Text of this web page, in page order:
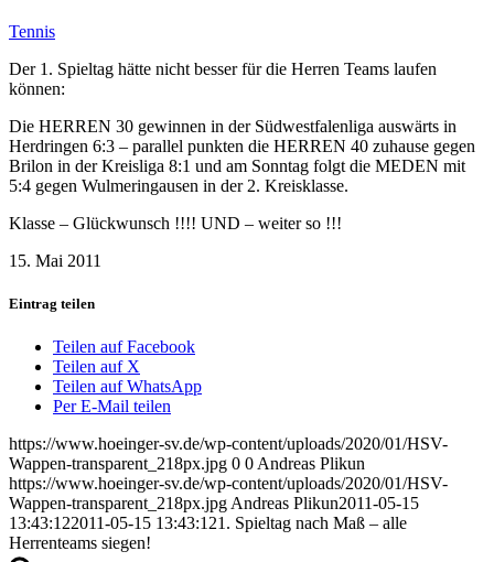
Tennis
Der 1. Spieltag hätte nicht besser für die Herren Teams laufen
können:
Die HERREN 30 gewinnen in der Südwestfalenliga auswärts in
Herdringen 6:3 – parallel punkten die HERREN 40 zuhause gegen
Brilon in der Kreisliga 8:1 und am Sonntag folgt die MEDEN mit
5:4 gegen Wulmeringausen in der 2. Kreisklasse.
Klasse – Glückwunsch !!!! UND – weiter so !!!
15. Mai 2011
Eintrag teilen
Teilen auf Facebook
Teilen auf X
Teilen auf WhatsApp
Per E-Mail teilen
https://www.hoeinger-sv.de/wp-content/uploads/2020/01/HSV-
Wappen-transparent_218px.jpg 0 0 Andreas Plikun
https://www.hoeinger-sv.de/wp-content/uploads/2020/01/HSV-
Wappen-transparent_218px.jpg Andreas Plikun2011-05-15
13:43:122011-05-15 13:43:121. Spieltag nach Maß – alle
Herrenteams siegen!